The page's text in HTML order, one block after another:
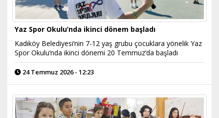
Yaz Spor Okulu’nda ikinci dönem başladı
Kadıköy Belediyesi’nin 7-12 yaş grubu çocuklara yönelik Yaz
Spor Okulu’nda ikinci dönemi 20 Temmuz’da başladı
24 Temmuz 2026 - 12:23